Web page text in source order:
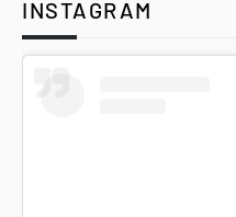
INSTAGRAM